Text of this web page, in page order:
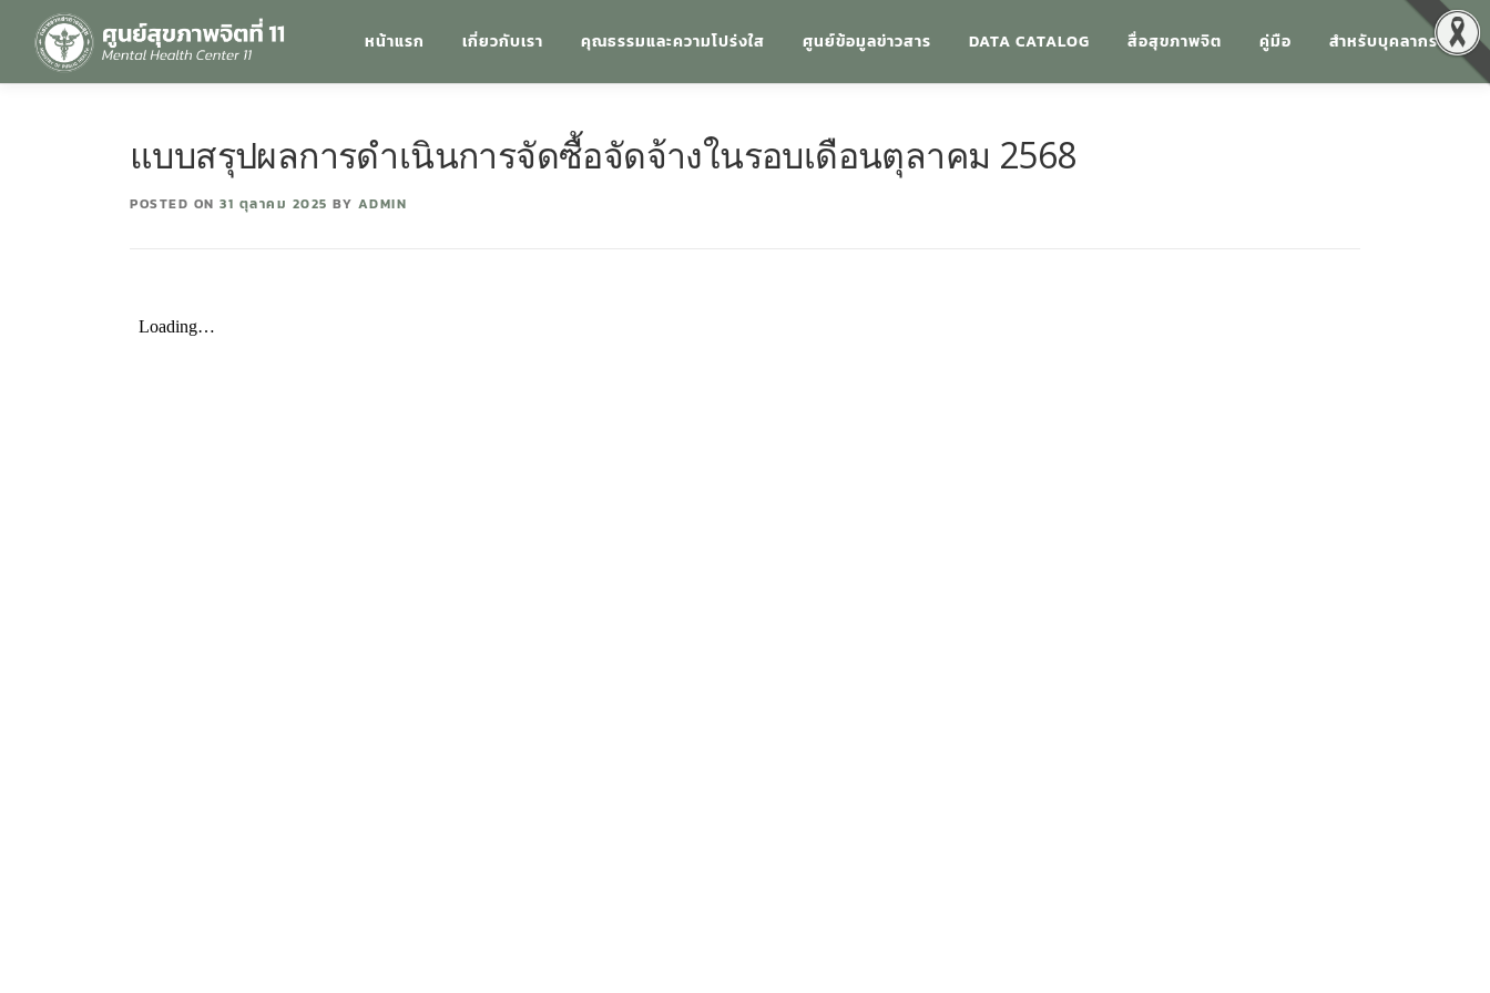
หน้าแรก เกี่ยวกับเรา คุณธรรมและความโปร่งใส ศูนย์ข้อมูลข่าวสาร DATA CATALOG สื่อสุขภาพจิต คู่มือ สำหรับบุคลากร
แบบสรุปผลการดำเนินการจัดซื้อจัดจ้างในรอบเดือนตุลาคม 2568
POSTED ON 31 ตุลาคม 2025 BY ADMIN